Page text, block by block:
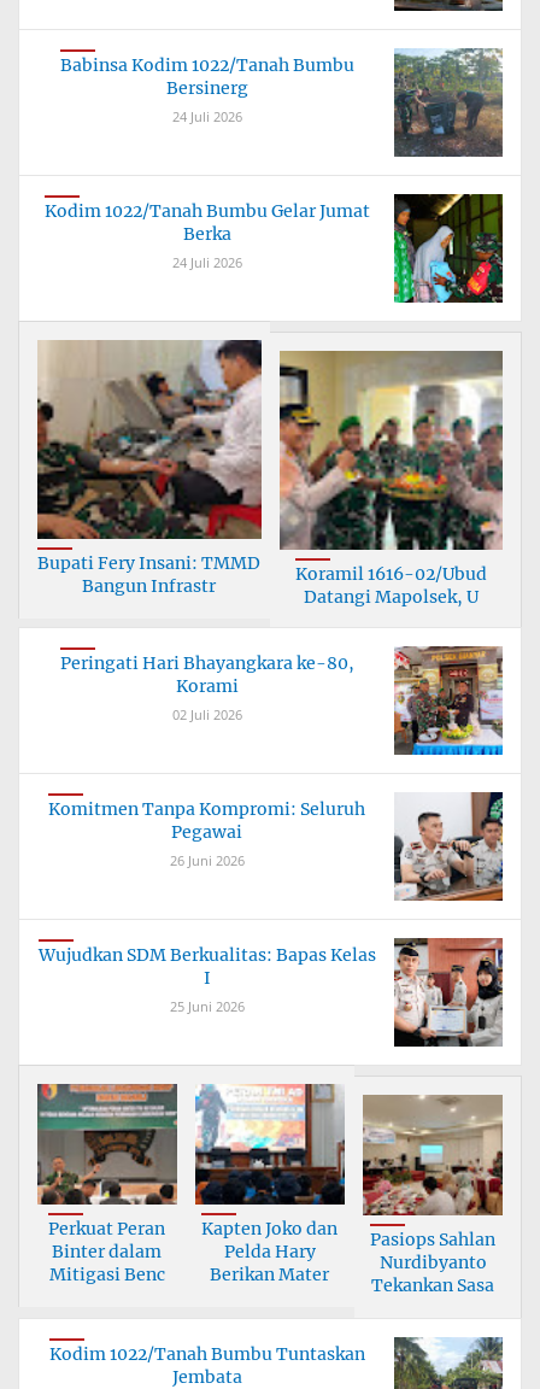
Babinsa Kodim 1022/Tanah Bumbu
Bersinerg
24 Juli 2026
Kodim 1022/Tanah Bumbu Gelar Jumat
Berka
24 Juli 2026
Bupati Fery Insani: TMMD
Bangun Infrastr
Koramil 1616-02/Ubud
Datangi Mapolsek, U
Peringati Hari Bhayangkara ke-80,
Korami
02 Juli 2026
Komitmen Tanpa Kompromi: Seluruh
Pegawai
26 Juni 2026
Wujudkan SDM Berkualitas: Bapas Kelas
I
25 Juni 2026
Perkuat Peran
Binter dalam
Mitigasi Benc
Kapten Joko dan
Pelda Hary
Berikan Mater
Pasiops Sahlan
Nurdibyanto
Tekankan Sasa
Kodim 1022/Tanah Bumbu Tuntaskan
Jembata